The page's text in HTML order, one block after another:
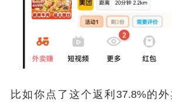
比如你点了这个返利37.8%的